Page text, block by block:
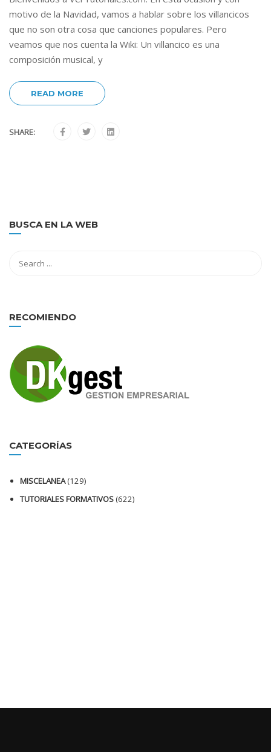
motivo de la Navidad, vamos a hablar sobre los villancicos
que no son otra cosa que canciones populares. Pero
veamos que nos cuenta la Wiki: Un villancico es una
composición musical, y
READ MORE
SHARE:
BUSCA EN LA WEB
RECOMIENDO
CATEGORÍAS
MISCELANEA(129)
TUTORIALES FORMATIVOS(622)